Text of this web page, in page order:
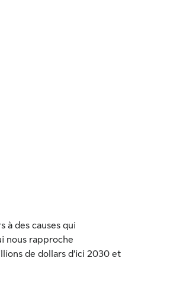
à des causes qui
nous rapproche
de dollars d’ici 2030 et